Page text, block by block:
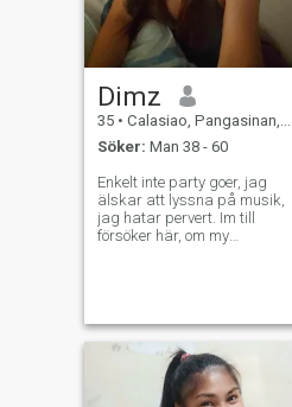
Dimz
35 • Calasiao, Pangasinan, Filippinerna
Söker: Man 38 - 60
Enkelt inte party goer, jag
älskar att lyssna på musik,
jag hatar pervert. Im till
försöker här, om my
händer. Ingen bluff och ingen
falsk tack. Jag hoppas att
alla kommer att finna sin
sanna kärlek och lycka.
Goodluck till alla 😊